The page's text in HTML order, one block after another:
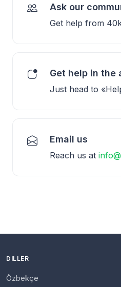
Ask our
Get help from
Get help in the
Just head to
Email us
Reach us at
DILLER
Özbekçe